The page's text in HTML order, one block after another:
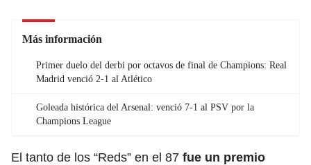
Más información
Primer duelo del derbi por octavos de final de Champions: Real
Madrid venció 2-1 al Atlético
Goleada histórica del Arsenal: venció 7-1 al PSV por la
Champions League
El tanto de los “Reds” en el 87 fue un premio